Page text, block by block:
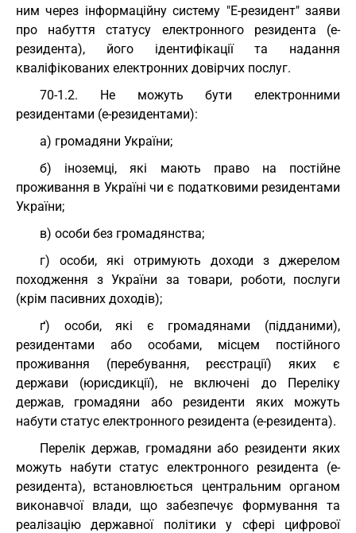
ним через інформаційну систему "Е-резидент" заяви
про набуття статусу електронного резидента (е-
резидента), його ідентифікації та надання
кваліфікованих електронних довірчих послуг.
70-1.2. Не можуть бути електронними
резидентами (е-резидентами):
а) громадяни України;
б) іноземці, які мають право на постійне
проживання в Україні чи є податковими резидентами
України;
в) особи без громадянства;
г) особи, які отримують доходи з джерелом
походження з України за товари, роботи, послуги
(крім пасивних доходів);
ґ) особи, які є громадянами (підданими),
резидентами або особами, місцем постійного
проживання (перебування, реєстрації) яких є
держави (юрисдикції), не включені до Переліку
держав, громадяни або резиденти яких можуть
набути статус електронного резидента (е-резидента).
Перелік держав, громадяни або резиденти яких
можуть набути статус електронного резидента (е-
резидента), встановлюється центральним органом
виконавчої влади, що забезпечує формування та
реалізацію державної політики у сфері цифрової